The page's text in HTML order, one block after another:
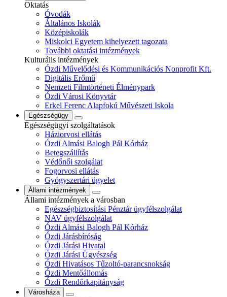
Oktatás
Óvodák
Általános Iskolák
Középiskolák
Miskolci Egyetem kihelyezett tagozata
További oktatási intézmények
Kulturális intézmények
Ózdi Művelődési és Kommunikációs Nonprofit Kft.
Digitális Erőmű
Nemzeti Filmtörténeti Élménypark
Ózdi Városi Könyvtár
Erkel Ferenc Alapfokú Művészeti Iskola
Egészségügy
Egészségügyi szolgáltatások
Háziorvosi ellátás
Ózdi Almási Balogh Pál Kórház
Betegszállítás
Védőnői szolgálat
Fogorvosi ellátás
Gyógyszertári ügyelet
Állami intézmények
Állami intézmények a városban
Egészségbiztosítási Pénztár ügyfélszolgálat
NAV ügyfélszolgálat
Ózdi Almási Balogh Pál Kórház
Ózdi Járásbíróság
Ózdi Járási Hivatal
Ózdi Járási Ügyészség
Ózdi Hivatásos Tűzoltó-parancsnokság
Ózdi Mentőállomás
Ózdi Rendőrkapitányság
Városháza